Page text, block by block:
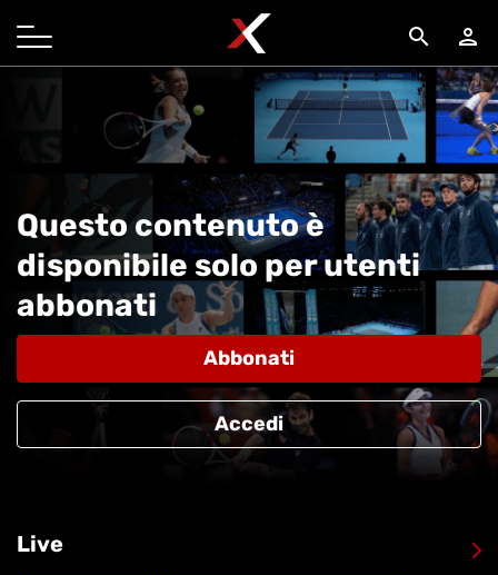
search person
Questo contenuto è
disponibile solo per utenti
abbonati
Abbonati
Accedi
Live